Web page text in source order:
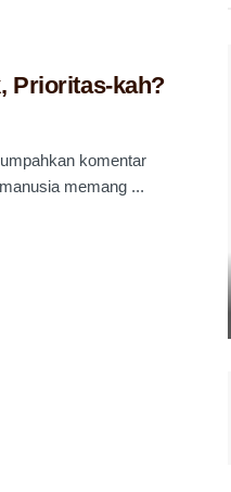
Prioritas-kah?
komentar
memang ...